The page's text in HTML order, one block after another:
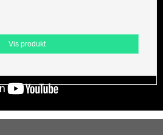
Vis produkt